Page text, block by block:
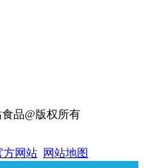
食品@版权所有
方网站 网站地图